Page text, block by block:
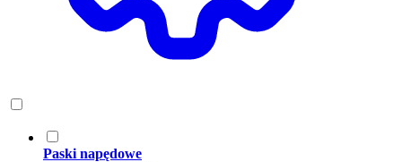
Paski napędowe